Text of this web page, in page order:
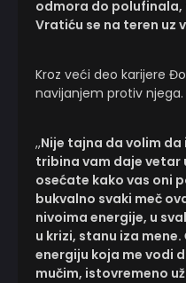
odmora do
Vratiću se na teren uz
Kroz veći deo karijere
navijanjem protiv
,,Nije tajna da volim da
tribina vam daje vetar
osećate kako vas oni
bukvalno svaki meč
nivoima energije, u
u krizi, stanu iza
energiju koja me vodi
mučim, istovremeno